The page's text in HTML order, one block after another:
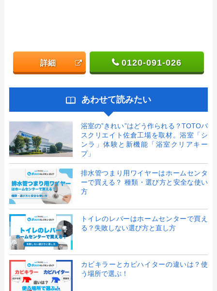
詳細 0120-091-026
あわせて読みたい
浴室の”きれい”はどう作られる？TOTOバ
スクリエイト佐倉工場を取材。浴室「シ
ンラ」体験と新機能「浴室クリアキー
プ」
排水管つまり用ワイヤーはホームセンタ
ーで買える？ 種類・選び方と安全な使い
方
トイレのレバーはホームセンターで買え
る？失敗しない選び方と直し方
カビキラーとカビハイターの違いは？使
う場所で選ぶ！